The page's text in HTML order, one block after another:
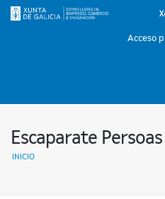
Acceso
Escaparate
INICIO